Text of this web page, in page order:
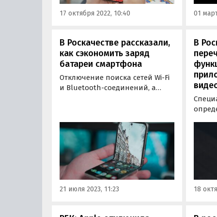
и передавать данные о
местоположении владельца…
17 октября 2022, 10:40 01
В Роскачестве рассказали,
как сэкономить заряд
батареи смартфона
Отключение поиска сетей Wi-Fi
и Bluetooth-соединений, а
Об этом РИА «Новости»
рассказали в Роскачестве.
21 июля 2023, 11:23
В
для
18